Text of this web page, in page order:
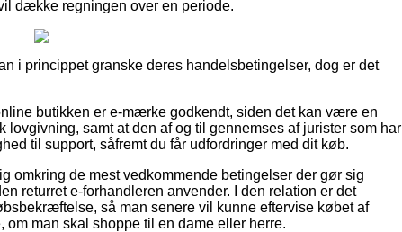
dække regningen over en periode.
i princippet granske deres handelsbetingelser, dog er det
butikken er e-mærke godkendt, siden det kan være en
samt at den af og til gennemses af jurister som har
til support, såfremt du får udfordringer med dit køb.
omkring de mest vedkommende betingelser der gør sig
returret e-forhandleren anvender. I den relation er det
så man senere vil kunne eftervise købet af
man skal shoppe til en dame eller herre.